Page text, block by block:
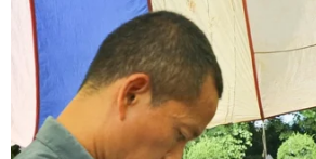
nhân mắc kẹt có thể vẫn
13/11/2023 06:55
Các quan chức bang Uttarakhand
có một số dấu hiệu cho thấy các
trong vụ sập đường hầm ngày 12/11